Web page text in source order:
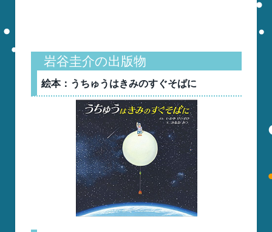
岩谷圭介の出版物
絵本：うちゅうはきみのすぐそばに